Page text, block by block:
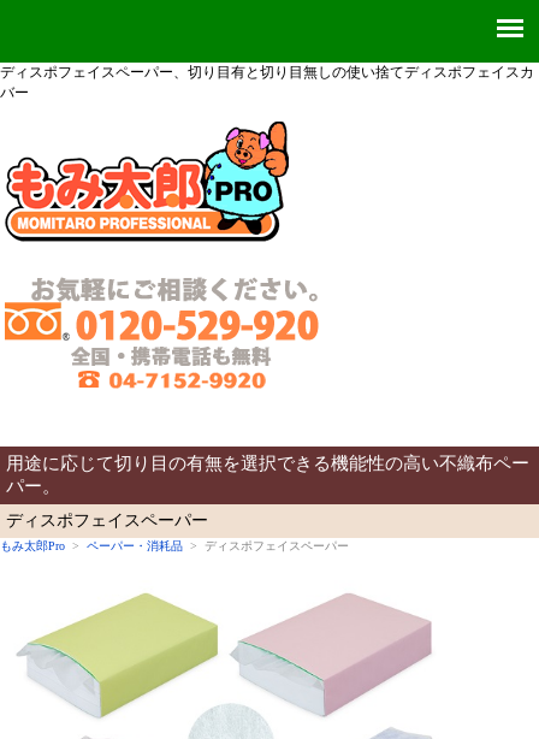
ディスポフェイスペーパー、切り目有と切り目無しの使い捨てディスポフェイスカ
バー
用途に応じて切り目の有無を選択できる機能性の高い不織布ペー
パー。
ディスポフェイスペーパー
もみ太郎Pro > ペーパー・消耗品 > ディスポフェイスペーパー